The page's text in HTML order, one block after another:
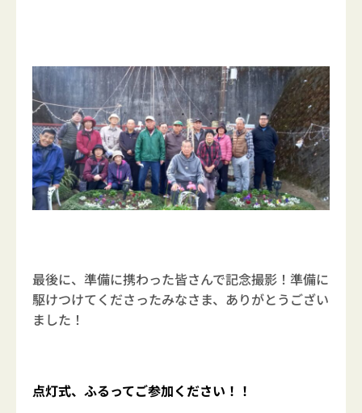
最後に、準備に携わった皆さんで記念撮影！準備に
駆けつけてくださったみなさま、ありがとうござい
ました！
点灯式、ふるってご参加ください！！